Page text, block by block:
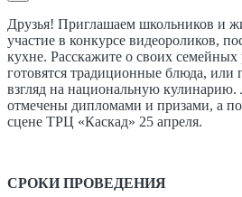
Друзья! Приглашаем школьников и
участие в конкурсе видеороликов,
кухне. Расскажите о своих семейных
готовятся традиционные блюда, или
взгляд на национальную
отмечены дипломами и призами, а
сцене ТРЦ «Каскад» 25 апреля.
СРОКИ ПРОВЕДЕНИЯ